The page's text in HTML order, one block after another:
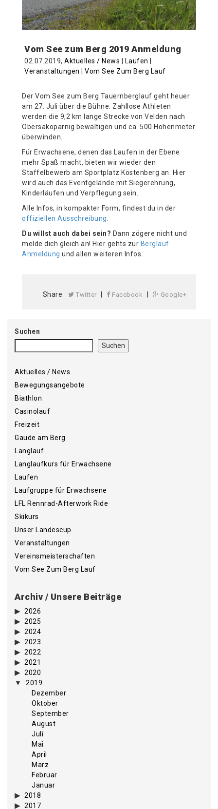
Vom See zum Berg 2019 Anmeldung
02.07.2019, Aktuelles / News Laufen
Veranstaltungen
Vom See Zum Berg Lauf
Der Vom See zum Berg Tauernberglauf geht heuer
am 27. Juli über die Bühne. Zahllose Athleten
werden die 9,2 km lange Strecke von Velden nach
Obersakoparnig bewältigen und ca. 500 Höhenmeter
überwinden.
Für Erwachsene, denen das Laufen in der Ebene
mehr Spaß macht, bieten wir wieder den
Staffelbewerb am Sportplatz Köstenberg an. Hier
wird auch das Eventgelände mit Siegerehrung,
Kinderläufen und Verpflegung sein.
Alle Infos, in kompakter Form, findest du in der
offiziellen Ausschreibung
Du willst auch dabei sein? Dann zögere nicht und
melde dich gleich an! Hier gehts zur Berglauf
Anmeldung und allen weiteren Infos.
Share: Twitter Facebook Google+
Suchen
Suchen
Aktuelles / News
Bewegungsangebote
Biathlon
Casinolauf
Freizeit
Gaude am Berg
Langlauf
Langlaufkurs für Erwachsene
Laufen
Laufgruppe für Erwachsene
LFL Rennrad-Afterwork Ride
Skikurs
Unser Landescup
Veranstaltungen
Vereinsmeisterschaften
Vom See Zum Berg Lauf
Archiv / Unsere Beiträge
2026
2025
2024
2023
2022
2021
2020
2019
Dezember
Oktober
September
August
Juli
Mai
April
März
Februar
Januar
2018
2017